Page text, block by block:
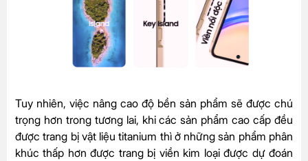
Tuy nhiên, việc nâng cao độ bền sản phẩm sẽ được chú
trọng hơn trong tương lai, khi các sản phẩm cao cấp đều
được trang bị vật liệu titanium thì ở những sản phẩm phân
khúc thấp hơn được trang bị viền kim loại được dự đoán